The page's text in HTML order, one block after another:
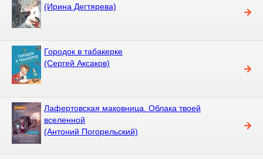
(Ирина Дегтярева)
Городок в табакерке
(Сергей Аксаков)
Лафертовская маковница. Облака твоей
вселенной
(Антоний Погорельский)